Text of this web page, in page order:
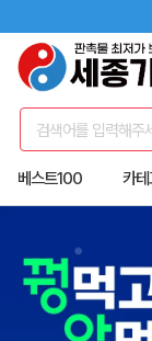
검색어를 입력해주
베스트100 카테